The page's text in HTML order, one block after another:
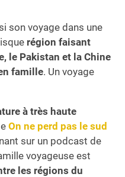
son voyage dans une
région faisant
le Pakistan et la Chine
famille. Un voyage
à très haute
On ne perd pas le sud
sur un podcast de
voyageuse est
les régions du